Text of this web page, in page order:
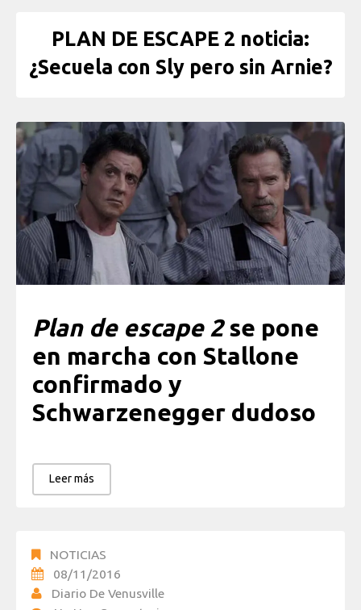
PLAN DE ESCAPE 2 noticia:
¿Secuela con Sly pero sin Arnie?
Plan de escape 2se pone
en marcha con Stallone
confirmado y
Schwarzenegger dudoso
Leer más
NOTICIAS
08/11/2016
Diario De Venusville